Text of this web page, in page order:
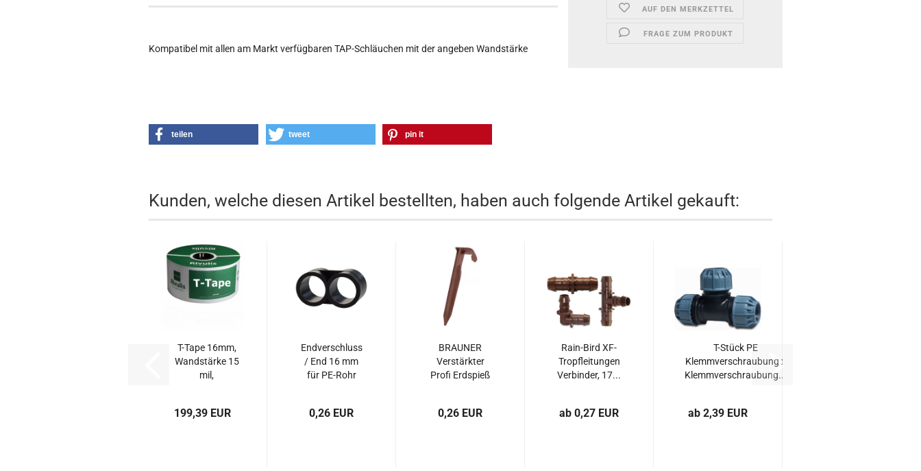
AUF DEN MERKZETTEL
FRAGE ZUM PRODUKT
Kompatibel mit allen am Markt verfügbaren TAP-Schläuchen mit der angeben Wandstärke
teilen tweet pin it
Kunden, welche diesen Artikel bestellten, haben auch folgende Artikel gekauft:
T-Tape 16mm,
Wandstärke 15
mil,
199,39 EUR
Endverschluss
/ End 16 mm
für PE-Rohr
0,26 EUR
BRAUNER
Verstärkter
Profi Erdspieß
0,26 EUR
Rain-Bird XF-
Tropfleitungen
Verbinder, 17...
ab 0,27 EUR
T-Stück PE
Klemmverschraubung x
Klemmverschraubung...
ab 2,39 EUR